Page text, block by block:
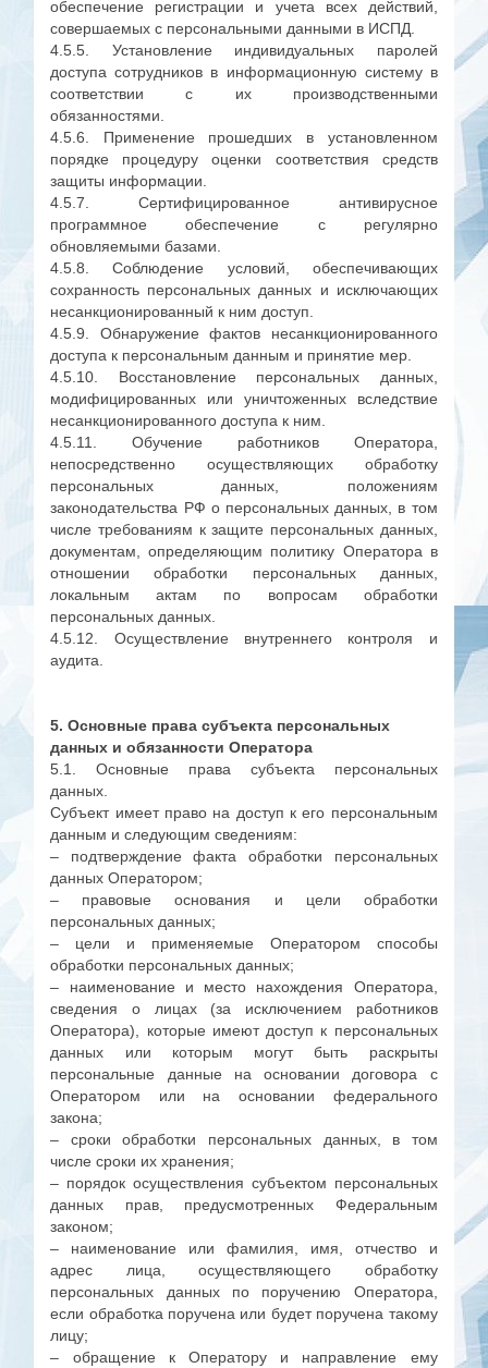
обеспечение регистрации и учета всех действий,
совершаемых с персональными данными в ИСПД.
4.5.5. Установление индивидуальных паролей
доступа сотрудников в информационную систему в
соответствии с их производственными
обязанностями.
4.5.6. Применение прошедших в установленном
порядке процедуру оценки соответствия средств
защиты информации.
4.5.7. Сертифицированное антивирусное
программное обеспечение с регулярно
обновляемыми базами.
4.5.8. Соблюдение условий, обеспечивающих
сохранность персональных данных и исключающих
несанкционированный к ним доступ.
4.5.9. Обнаружение фактов несанкционированного
доступа к персональным данным и принятие мер.
4.5.10. Восстановление персональных данных,
модифицированных или уничтоженных вследствие
несанкционированного доступа к ним.
4.5.11. Обучение работников Оператора,
непосредственно осуществляющих обработку
персональных данных, положениям
законодательства РФ о персональных данных, в том
числе требованиям к защите персональных данных,
документам, определяющим политику Оператора в
отношении обработки персональных данных,
локальным актам по вопросам обработки
персональных данных.
4.5.12. Осуществление внутреннего контроля и
аудита.
5. Основные права субъекта персональных
данных и обязанности Оператора
5.1. Основные права субъекта персональных
данных.
Субъект имеет право на доступ к его персональным
данным и следующим сведениям:
– подтверждение факта обработки персональных
данных Оператором;
– правовые основания и цели обработки
персональных данных;
– цели и применяемые Оператором способы
обработки персональных данных;
– наименование и место нахождения Оператора,
сведения о лицах (за исключением работников
Оператора), которые имеют доступ к персональных
данных или которым могут быть раскрыты
персональные данные на основании договора с
Оператором или на основании федерального
закона;
– сроки обработки персональных данных, в том
числе сроки их хранения;
– порядок осуществления субъектом персональных
данных прав, предусмотренных Федеральным
законом;
– наименование или фамилия, имя, отчество и
адрес лица, осуществляющего обработку
персональных данных по поручению Оператора,
если обработка поручена или будет поручена такому
лицу;
– обращение к Оператору и направление ему